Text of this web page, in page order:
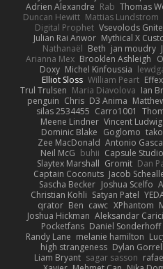
Adrien Alexandre Rab Thomas
Duncan Hewitt Mattias Lundstrom
Digital Prophet Vsevolods
Julian Rai Anwor Mythical X
Nathanaël Beth jan moudry
Arianna Mex Brooklen Ashleigh
Doxy Michel Kinfoussia
Elliot Sloss William Peart
Trul Trulsen Maria Diavolova Ian
penguin Chris D3 Anima
silas 2534455 Carro1001
Meene Lindner Vincent
Dominic Blake Goglomo
Zee MacDonald Antonio
Neil McG buhii Capsule
Slaytex Marshall Gromit Dan
Captain Coconuts Jacob
Sascha Becker Joshua Scelfo
Christian Kohli Satyan Patel
qrator Ben cawc XPhantom
Joshua Hickman Aleksandar
Pocketfans Daniel Sonderhoff
Randy Lane melanie hamilton
high strangeness Dylan Gorrell
Liam Bryant sagar sasson